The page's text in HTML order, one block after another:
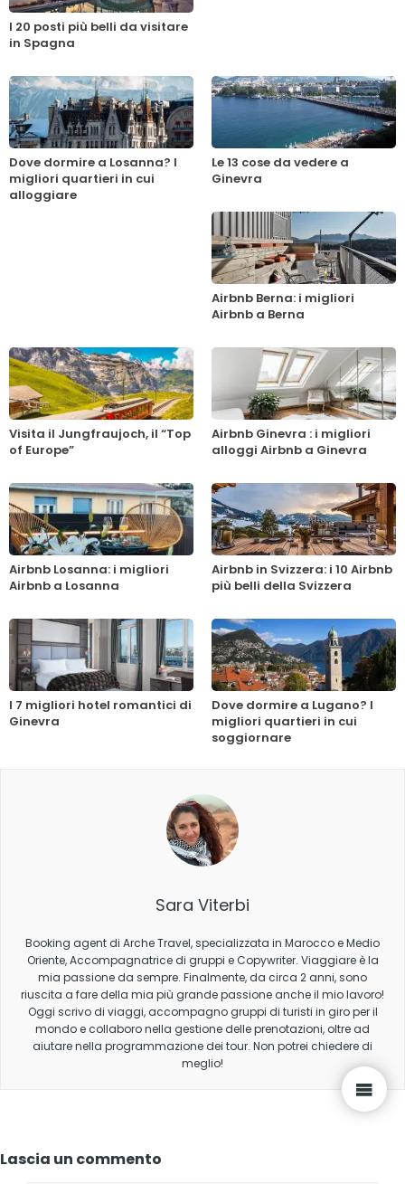
I 20 posti più belli da visitare
in Spagna
Dove dormire a Losanna? I
migliori quartieri in cui
alloggiare
Le 13 cose da vedere a
Ginevra
Airbnb Berna: i migliori
Airbnb a Berna
Visita il Jungfraujoch, il “Top
of Europe”
Airbnb Ginevra : i migliori
alloggi Airbnb a Ginevra
Airbnb Losanna: i migliori
Airbnb a Losanna
Airbnb in Svizzera: i 10 Airbnb
più belli della Svizzera
I 7 migliori hotel romantici di
Ginevra
Dove dormire a Lugano? I
migliori quartieri in cui
soggiornare
Sara Viterbi
Booking agent di Arche Travel, specializzata in Marocco e Medio
Oriente, Accompagnatrice di gruppi e Copywriter. Viaggiare è la
mia passione da sempre. Finalmente, da circa 2 anni, sono
riuscita a fare della mia più grande passione anche il mio lavoro!
Oggi scrivo di viaggi, accompagno gruppi di turisti in giro per il
mondo e collaboro nella gestione delle prenotazioni, oltre ad
aiutare nella programmazione dei tour. Non potrei chiedere di
meglio!
Lascia un commento